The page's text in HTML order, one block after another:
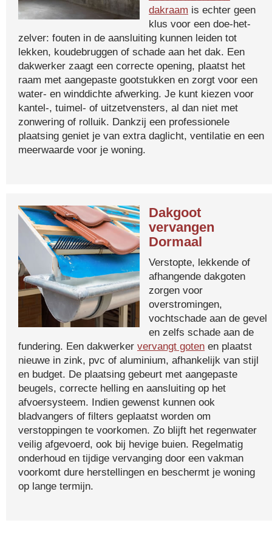
dakraam is echter geen
klus voor een doe-het-
zelver: fouten in de aansluiting kunnen leiden tot
lekken, koudebruggen of schade aan het dak. Een
dakwerker zaagt een correcte opening, plaatst het
raam met aangepaste gootstukken en zorgt voor een
water- en winddichte afwerking. Je kunt kiezen voor
kantel-, tuimel- of uitzetvensters, al dan niet met
zonwering of rolluik. Dankzij een professionele
plaatsing geniet je van extra daglicht, ventilatie en een
meerwaarde voor je woning.
Dakgoot
vervangen
Dormaal
Verstopte, lekkende of
afhangende dakgoten
zorgen voor
overstromingen,
vochtschade aan de gevel
en zelfs schade aan de
fundering. Een dakwerker vervangt goten en plaatst
nieuwe in zink, pvc of aluminium, afhankelijk van stijl
en budget. De plaatsing gebeurt met aangepaste
beugels, correcte helling en aansluiting op het
afvoersysteem. Indien gewenst kunnen ook
bladvangers of filters geplaatst worden om
verstoppingen te voorkomen. Zo blijft het regenwater
veilig afgevoerd, ook bij hevige buien. Regelmatig
onderhoud en tijdige vervanging door een vakman
voorkomt dure herstellingen en beschermt je woning
op lange termijn.